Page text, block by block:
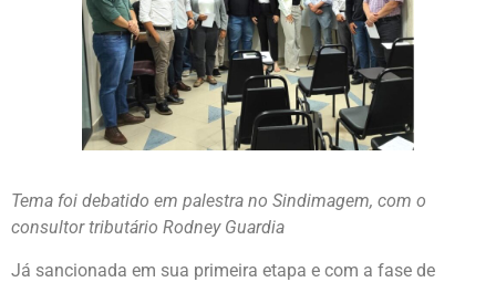
Tema foi debatido em palestra no Sindimagem, com o
consultor tributário Rodney Guardia
Já sancionada em sua primeira etapa e com a fase de